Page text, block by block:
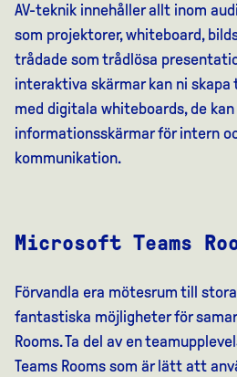
AV-teknik innehåller allt inom
som projektorer, whiteboard,
trådade som trådlösa
interaktiva skärmar kan ni
med digitala whiteboards, de
informationsskärmar för intern
kommunikation.
Microsoft Teams
Förvandla era mötesrum till
fantastiska möjligheter för
Rooms. Ta del av en
Teams Rooms som är lätt att